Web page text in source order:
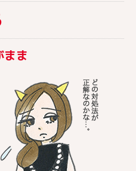
まま